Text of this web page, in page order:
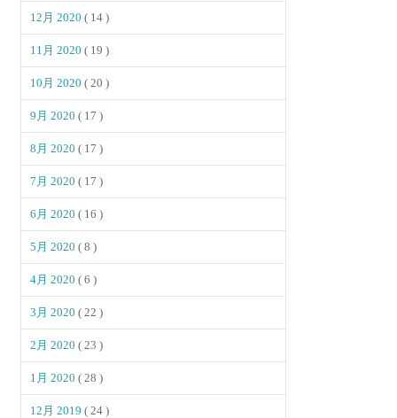
12月 2020( 14 )
11月 2020( 19 )
10月 2020( 20 )
9月 2020( 17 )
8月 2020( 17 )
7月 2020( 17 )
6月 2020( 16 )
5月 2020( 8 )
4月 2020( 6 )
3月 2020( 22 )
2月 2020( 23 )
1月 2020( 28 )
12月 2019( 24 )